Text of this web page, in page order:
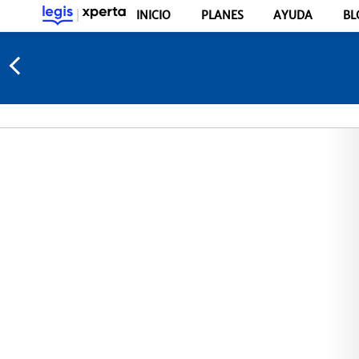
INICIO PLANES AYUDA